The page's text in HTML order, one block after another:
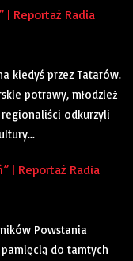
| Reportaż Radia
kiedyś przez Tatarów.
potrawy, młodzież
odkurzyli
| Reportaż Radia
Powstania
do tamtych